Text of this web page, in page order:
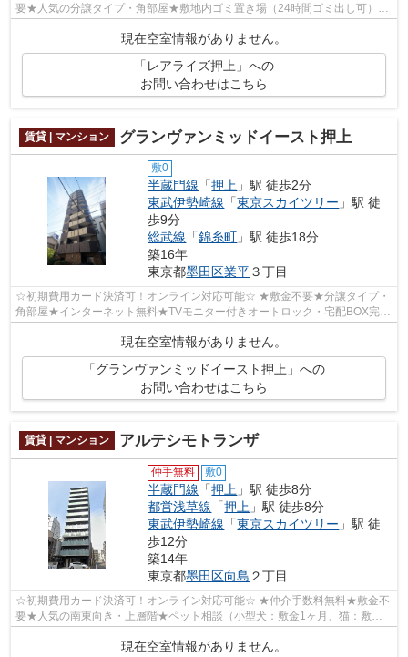
要★人気の分譲タイプ・角部屋★敷地内ゴミ置き場（24時間ゴミ出し可）★
駐輪場★TVモニター付きオートロック・宅配BO...
現在空室情報がありません。
「レアライズ押上」への
お問い合わせはこちら
賃貸 | マンション グランヴァンミッドイースト押上
敷0
半蔵門線 「押上 」駅 徒歩2分
東武伊勢崎線 「東京スカイツリー 」駅 徒
歩9分
総武線 「錦糸町 」駅 徒歩18分
築16年
東京都墨田区業平３丁目
☆初期費用カード決済可！オンライン対応可能☆ ★敷金不要★分譲タイプ・
角部屋★インターネット無料★TVモニター付きオートロック・宅配BOX完備
現在空室情報がありません。
「グランヴァンミッドイースト押上」への
お問い合わせはこちら
賃貸 | マンション アルテシモトランザ
仲手無料 敷0
半蔵門線 「押上 」駅 徒歩8分
都営浅草線 「押上 」駅 徒歩8分
東武伊勢崎線 「東京スカイツリー 」駅 徒
歩12分
築14年
東京都墨田区向島 ２丁目
☆初期費用カード決済可！オンライン対応可能☆ ★仲介手数料無料★敷金不
要★人気の南東向き・上層階★ペット相談（小型犬：敷金1ヶ月、猫：敷金2
現在空室情報がありません。